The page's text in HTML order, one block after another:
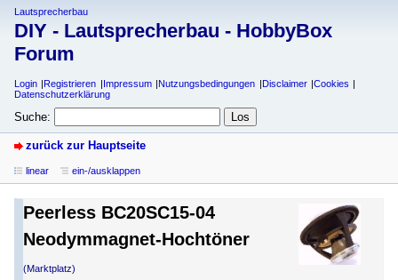
Lautsprecherbau
DIY - Lautsprecherbau - HobbyBox
Forum
Login Registrieren Impressum Nutzungsbedingungen Disclaimer
Cookies
Datenschutzerklärung
Suche:
zurück zur Hauptseite
linear ein-/ausklappen
Peerless BC20SC15-04
Neodymmagnet-Hochtöner
(Marktplatz)